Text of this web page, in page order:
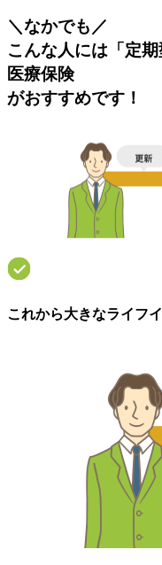
＼なかでも ／
こんな人には「定
医療保険
がおすすめです！
これから大きなライフ